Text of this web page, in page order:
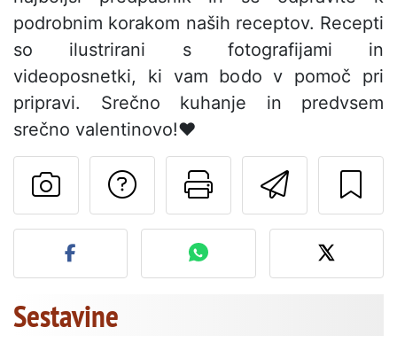
podrobnim korakom naših receptov. Recepti
so ilustrirani s fotografijami in
videoposnetki, ki vam bodo v pomoč pri
pripravi. Srečno kuhanje in predvsem
srečno valentinovo!❤
Pošlji
Natisni to
Postavite
Objavite svojo fotografijo
Sestavine